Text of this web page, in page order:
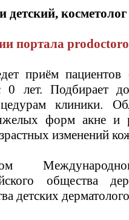
детский, косметолог
портала
приём пациентов
0 лет. Подбирает
клиники.
форм акне и
изменений
общества
детских